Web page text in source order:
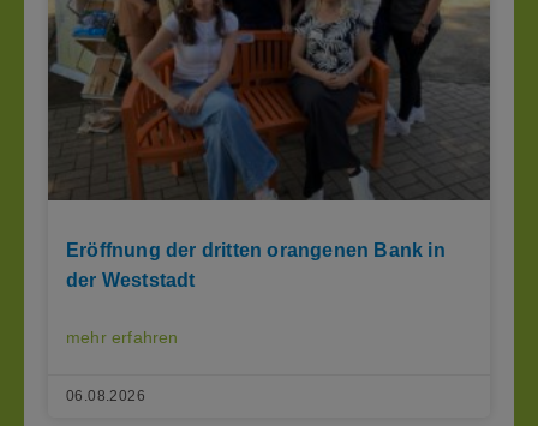
Eröffnung der dritten orangenen Bank in
der Weststadt
mehr erfahren
06.08.2026